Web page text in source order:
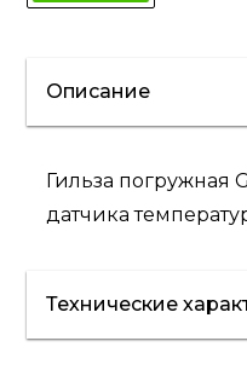
Описание
Гильза погружная
датчика
Технические